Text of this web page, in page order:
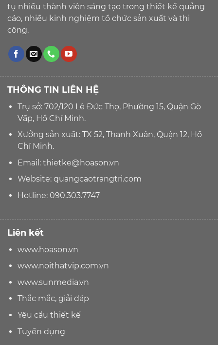
tụ nhiều thành viên sáng tạo trong thiết kế quảng
cáo, nhiều kinh nghiệm tổ chức sản xuất và thi
công.
THÔNG TIN LIÊN HỆ
Trụ sở: 702/120 Lê Đức Thọ, Phường 15, Quận Gò
Vấp, Hồ Chí Minh.
Xưởng sản xuất: TX 52, Thạnh Xuân, Quận 12, Hồ
Chí Minh.
Email: thietke@hoason.vn
Website:quangcaotrangtri.com
Hotline: 090.303.7747
Liên kết
www.hoason.vn
www.noithatvip.com.vn
www.sunmedia.vn
Thắc mắc, giải đáp
Yêu cầu thiết kế
Tuyển dụng